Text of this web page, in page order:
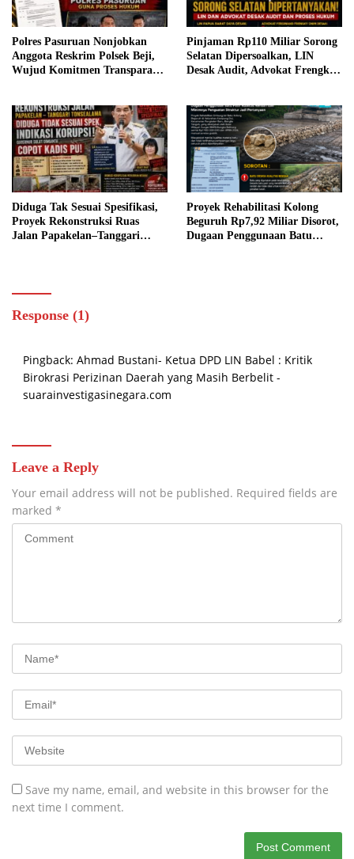
Polres Pasuruan Nonjobkan
Anggota Reskrim Polsek Beji,
Wujud Komitmen Transparansi
Pinjaman Rp110 Miliar Sorong
Selatan Dipersoalkan, LIN
Desak Audit, Advokat Frengky
Banggar DPRD
Diduga Tak Sesuai Spesifikasi,
Proyek Rekonstruksi Ruas
Jalan Papakelan–Tanggari
Proyek Rehabilitasi Kolong
Beguruh Rp7,92 Miliar Disorot,
Dugaan Penggunaan Batu
Response (1)
Pingback: Ahmad Bustani- Ketua DPD LIN Babel : Kritik
Birokrasi Perizinan Daerah yang Masih Berbelit -
suarainvestigasinegara.com
Leave a Reply
Your email address will not be published. Required fields are
marked *
Save my name, email, and website in this browser for the
next time I comment.